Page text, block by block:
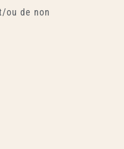
ou de non